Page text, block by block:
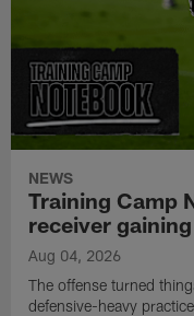
NEWS
Training Camp
receiver
Aug 04, 2026
The offense turned
defensive-heavy